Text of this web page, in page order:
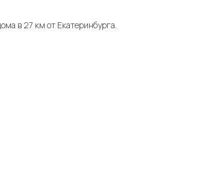
в 27 км от Екатеринбурга.